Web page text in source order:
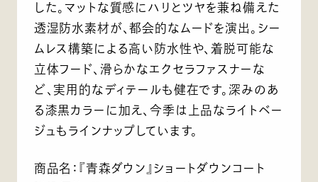
した。マットな質感にハリとツヤを兼ね備えた
透湿防水素材が、都会的なムードを演出。シー
ムレス構築による高い防水性や、着脱可能な
立体フード、滑らかなエクセラファスナーな
ど、実用的なディテールも健在です。深みのあ
る漆黒カラーに加え、今季は上品なライトベー
ジュもラインナップしています。
商品名：『青森ダウン』ショートダウンコート